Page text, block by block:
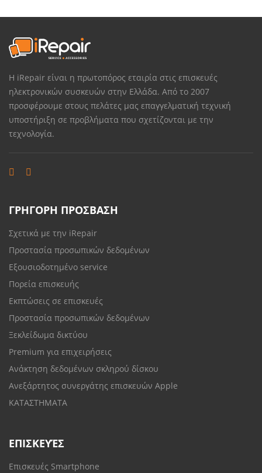
Η iRepair είναι η πρωτοπόρος εταιρία στις επισκευές
ηλεκτρονικών συσκευών στην Ελλάδα. Από το 2007
προσφέρουμε στους πελάτες μας επαγγελματική τεχνική
υποστήριξη σε προβλήματα που σχετίζονται με την
τεχνολογία.
ΓΡΗΓΟΡΗ ΠΡΟΣΒΑΣΗ
Σχετικά με την iRepair
Προστασία προσωπικών δεδομένων
Εξουσιοδοτημένο service
Πορεία επισκευής
Εκπτώσεις σε επισκευές
Προστασία προσωπικών δεδομένων
Ξεκλείδωμα δικτύου
Premium για επιχειρήσεις
Ανάκτηση δεδομένων σκληρού δίσκου
Ανεξάρτητος συνεργάτης επισκευών Apple
ΚΑΤΑΣΤΗΜΑΤΑ
ΕΠΙΣΚΕΥΈΣ
Επισκευές Smartphone